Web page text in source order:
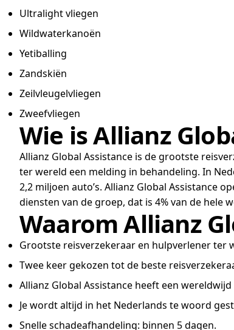
Ultralight vliegen
Wildwaterkanoën
Yetiballing
Zandskiën
Zeilvleugelvliegen
Zweefvliegen
Wie is Allianz
Allianz Global Assistance is de grootste
ter wereld een melding in behandeling. In
2,2 miljoen auto’s. Allianz Global Assistance
diensten van de groep, dat is 4% van de hele
Waarom Allianz
Grootste reisverzekeraar en hulpverlener ter
Twee keer gekozen tot de beste
Allianz Global Assistance heeft een
Je wordt altijd in het Nederlands te woord
Snelle schadeafhandeling: binnen 5 dagen.